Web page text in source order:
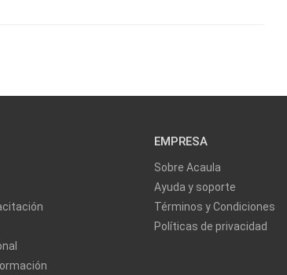
EMPRESA
Sobre Acaula
Ayuda y soporte
Términos y Condiciones
Políticas de privacidad